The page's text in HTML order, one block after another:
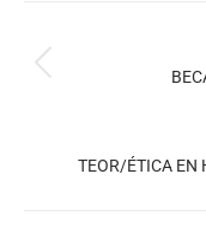
ENTRE
TEOR/ÉTICA EN